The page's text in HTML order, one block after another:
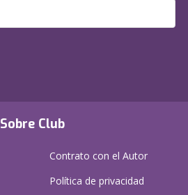
Sobre Club
Contrato con el Autor
Política de privacidad